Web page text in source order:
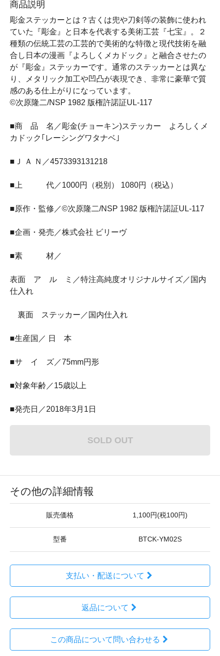
商品説明
彫金ステッカーとは？古くは兜や刀剣等の装飾に使われ
ていた『彫金』と日本を代表する美術工芸『七宝』。２
種類の伝統工芸の工芸的で美術的な特徴と現代技術を融
合し日本の漫画『よろしくメカドック』と融合させたの
が『彫金』ステッカーです。通常のステッカーとは異な
り、メタリック加工や凹凸が表現でき、非常に豪華で質
感のある仕上がりになっています。
©次原隆二/NSP 1982 版権許諾証UL-117
■商 品 名／彫金(チョーキン)ステッカー よろしくメ
カドック｢レーシングワタナベ｣
■Ｊ Ａ Ｎ／4573393131218
■上 代／1000円（税別） 1080円（税込）
■原作・監修／©次原隆二/NSP 1982 版権許諾証UL-117
■企画・発売／株式会社 ビリーヴ
■素 材／
表面 ア ル ミ／特注高純度オリジナルサイズ／国内
仕入れ
裏面 ステッカー／国内仕入れ
■生産国／ 日 本
■サ イ ズ／75mm円形
■対象年齢／15歳以上
■発売日／2018年3月1日
SOLD OUT
その他の詳細情報
販売価格 1,100円(税100円)
型番 BTCK-YM02S
支払い・配送について
返品について
この商品について問い合わせる